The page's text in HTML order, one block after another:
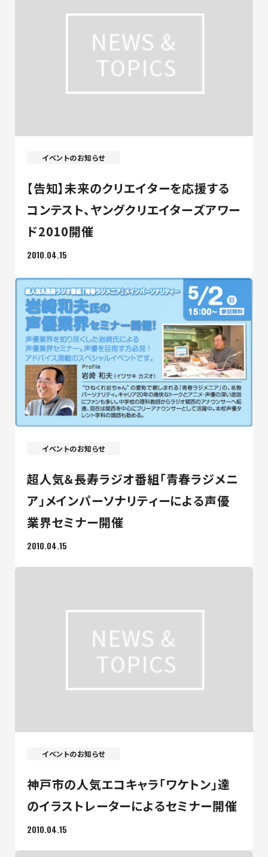
イベントのお知らせ
【告知】未来のクリエイターを応援する
コンテスト、ヤングクリエイターズアワー
ド2010開催
2010.04.15
イベントのお知らせ
超人気＆長寿ラジオ番組「青春ラジメニ
ア」メインパーソナリティーによる声優
業界セミナー開催
2010.04.15
イベントのお知らせ
神戸市の人気エコキャラ「ワケトン」達
のイラストレーターによるセミナー開催
2010.04.15